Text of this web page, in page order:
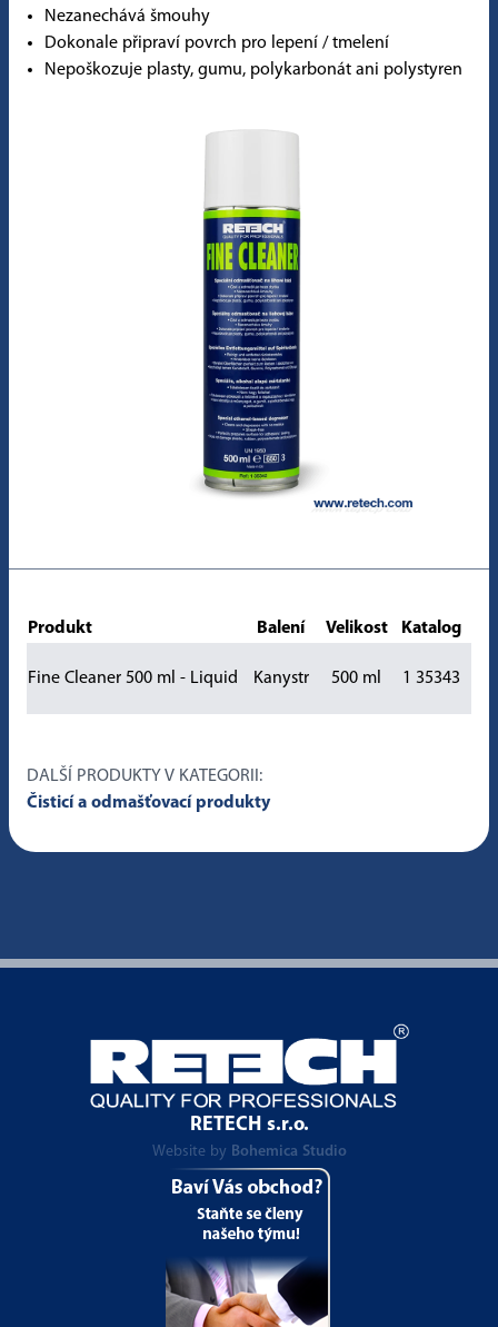
Nezanechává šmouhy
Dokonale připraví povrch pro lepení / tmelení
Nepoškozuje plasty, gumu, polykarbonát ani polystyren
Produkt Balení Velikost Katalog
Fine Cleaner 500 ml - Liquid Kanystr 500 ml 1 35343
DALŠÍ PRODUKTY V KATEGORII:
Čisticí a odmašťovací produkty
RETECH s.r.o.
Website by Bohemica Studio